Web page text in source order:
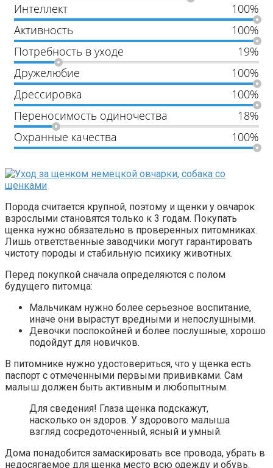
Интеллект
100%
Активность
100%
Потребность в уходе
19%
Дружелюбие
100%
Дрессировка
100%
Переносимость одиночества
18%
Охранные качества
100%
Порода считается крупной, поэтому и щенки у овчарок
взрослыми становятся только к 3 годам. Покупать
щенка нужно обязательно в проверенных питомниках.
Лишь ответственные заводчики могут гарантировать
чистоту породы и стабильную психику животных.
Перед покупкой сначала определяются с полом
будущего питомца:
Мальчикам нужно более серьезное воспитание,
иначе они вырастут вредными и непослушными.
Девочки поспокойней и более послушные, хорошо
подойдут для новичков.
В питомнике нужно удостовериться, что у щенка есть
паспорт с отмеченными первыми прививками. Сам
малыш должен быть активным и любопытным.
Для сведения! Глаза щенка подскажут,
насколько он здоров. У здорового малыша
взгляд сосредоточенный, ясный и умный.
Дома понадобится замаскировать все провода, убрать в
недосягаемое для щенка место всю одежду и обувь.